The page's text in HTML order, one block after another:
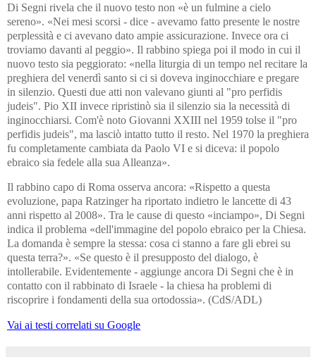
Di Segni rivela che il nuovo testo non «è un fulmine a cielo
sereno». «Nei mesi scorsi - dice - avevamo fatto presente le nostre
perplessità e ci avevano dato ampie assicurazione. Invece ora ci
troviamo davanti al peggio». Il rabbino spiega poi il modo in cui il
nuovo testo sia peggiorato: «nella liturgia di un tempo nel recitare la
preghiera del venerdì santo si ci si doveva inginocchiare e pregare
in silenzio. Questi due atti non valevano giunti al "pro perfidis
judeis". Pio XII invece ripristinò sia il silenzio sia la necessità di
inginocchiarsi. Com'è noto Giovanni XXIII nel 1959 tolse il "pro
perfidis judeis", ma lasciò intatto tutto il resto. Nel 1970 la preghiera
fu completamente cambiata da Paolo VI e si diceva: il popolo
ebraico sia fedele alla sua Alleanza».
Il rabbino capo di Roma osserva ancora: «Rispetto a questa
evoluzione, papa Ratzinger ha riportato indietro le lancette di 43
anni rispetto al 2008». Tra le cause di questo «inciampo», Di Segni
indica il problema «dell'immagine del popolo ebraico per la Chiesa.
La domanda è sempre la stessa: cosa ci stanno a fare gli ebrei su
questa terra?». «Se questo è il presupposto del dialogo, è
intollerabile. Evidentemente - aggiunge ancora Di Segni che è in
contatto con il rabbinato di Israele - la chiesa ha problemi di
riscoprire i fondamenti della sua ortodossia». (CdS/ADL)
Vai ai testi correlati su Google